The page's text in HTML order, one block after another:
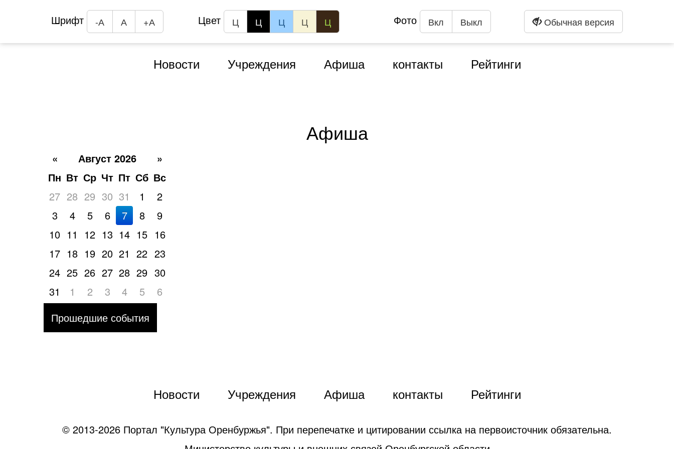
Шрифт -А А +А Цвет Ц Ц Ц Ц Ц Фото Вкл Выкл Обычная версия
Новости Учреждения Афиша контакты Рейтинги
Афиша
« Август 2026
»
Пн Вт Ср Чт Пт Сб Вс
27 28 29 30 31 1
2
3
4 5 6 7 8
9
10 11 12 13 14 15 16
17 18 19 20 21 22 23
24 25 26 27 28 29 30
31
1 2 3 4 5
6
Прошедшие события
Новости Учреждения Афиша контакты Рейтинги
© 2013-2026 Портал "Культура Оренбуржья". При перепечатке и цитировании ссылка на первоисточник обязательна.